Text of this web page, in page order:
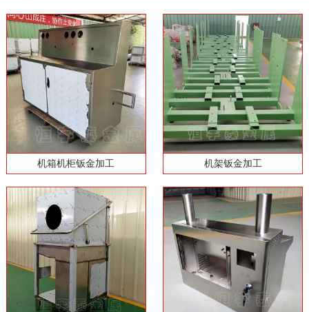
机箱机柜钣金加工 机架钣金加工